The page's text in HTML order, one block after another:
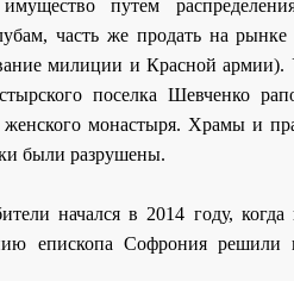
имущество путем
часть же продать на
милиции и Красной армии).
поселка Шевченко
женского монастыря. Храмы и
были разрушены.
начался в 2014 году, когда
епископа Софрония решили